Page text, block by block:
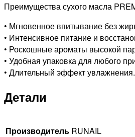
Преимущества сухого масла
• Мгновенное впитывание без
• Интенсивное питание и
• Роскошные ароматы высокой
• Удобная упаковка для любого
• Длительный эффект увлажнения.
Детали
Производитель RUNAIL